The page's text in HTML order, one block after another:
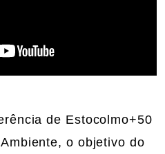
de Estocolmo+50
o objetivo do